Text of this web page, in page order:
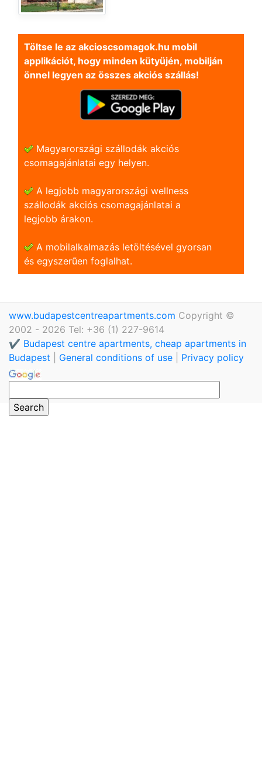
Töltse le az akcioscsomagok.hu mobil
applikációt, hogy minden kütyüjén, mobilján
önnel legyen az összes akciós szállás!
Magyarországi szállodák akciós
csomagajánlatai egy helyen.
A legjobb magyarországi wellness
szállodák akciós csomagajánlatai a
legjobb árakon.
A mobilalkalmazás letöltésével gyorsan
és egyszerũen foglalhat.
www.budapestcentreapartments.com Copyright ©
2002 - 2026 Tel: +36 (1) 227-9614
✔️ Budapest centre apartments, cheap apartments in
Budapest
General conditions of use Privacy policy